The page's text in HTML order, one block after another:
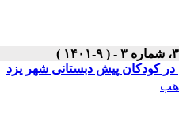
کودکان پیش دبستانی شهر یزد